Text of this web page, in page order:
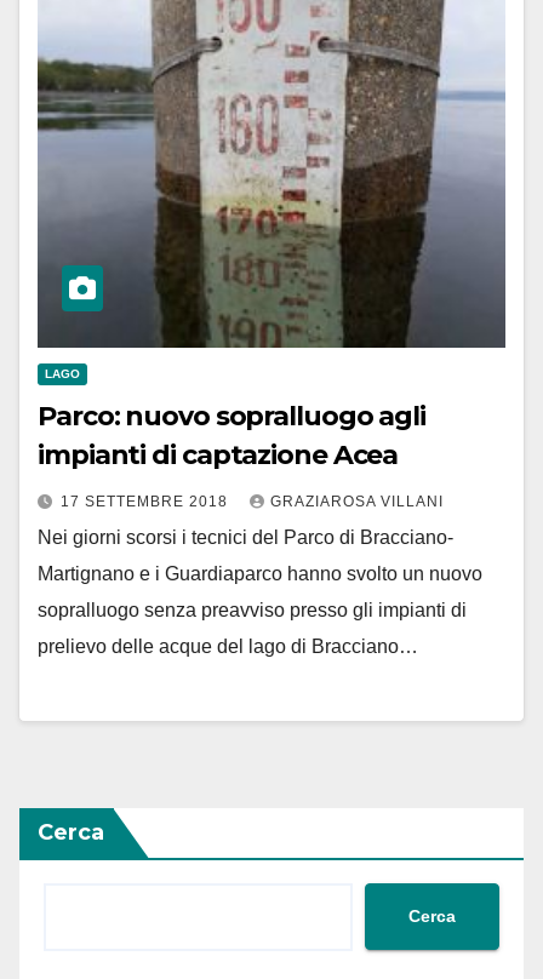
LAGO
Parco: nuovo sopralluogo agli
impianti di captazione Acea
17 SETTEMBRE 2018 GRAZIAROSA VILLANI
Nei giorni scorsi i tecnici del Parco di Bracciano-
Martignano e i Guardiaparco hanno svolto un nuovo
sopralluogo senza preavviso presso gli impianti di
prelievo delle acque del lago di Bracciano…
Cerca
Cerca